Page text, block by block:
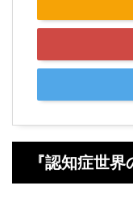
『認知症世